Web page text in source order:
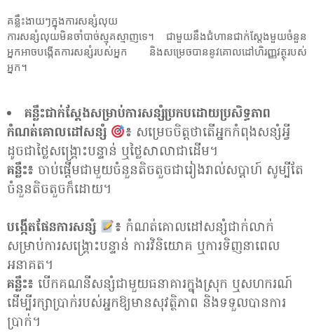
គន្លឹះងាយៗក្នុងការសន្សំលុយ
ការសន្សំលុយមិនចាំបាច់ស្មុគស្មាញទេ។ ជាមួយនឹងជំហានជាក់ស្តែងមួយចំនួន
អ្នកអាចបង្កើតការសន្សំរបស់អ្នក និងសម្រេចបាននូវគោលដៅហិរញ្ញវត្ថុរបស់
អ្នក។
គន្លឹះជាក់ស្តែងសម្រាប់ការសន្សំប្រកបដោយប្រសិទ្ធភាព
កំណត់គោលដៅសន្សំ
៖ សម្រេចចិត្តថាតើអ្នកកំពុងសន្សំអ្វី
ដូចជាថ្លៃសង្គ្រោះបន្ទាន់ ឬថ្លៃសាលាជាដើម។
គន្លឹះ៖ ចាប់ផ្តើមជាមួយចំនួនតិចតួចជារៀងរាល់សប្តាហ៍ សូម្បីតែ
ចំនួនតិចតួចក៏ដោយ។
បង្កើតផែនការសន្សំ
៖ កំណត់គោលដៅសន្សំជាក់លាក់
សម្រាប់ការសង្គ្រោះបន្ទាន់ ការវិនិយោគ ឬការទិញនាពេល
អនាគត។
គន្លឹះ៖ បើកគណនីសន្សំជាមួយធនាគារក្នុងស្រុក ឬសហករណ៍
ដើម្បីរក្សាប្រាក់របស់អ្នកឱ្យមានសុវត្ថិភាព និងទទួលបានការ
ប្រាក់។